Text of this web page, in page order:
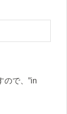
ので、”in